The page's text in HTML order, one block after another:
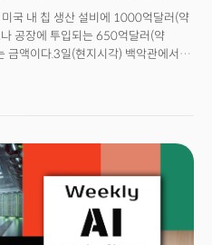
국 내 칩 생산 설비에 1000억달러(약
공장에 투입되는 650억달러(약
금액이다.3일(현지시각) 백악관에서
따르면 TSMC는 미국 내 칩 제조를
개의 공장을 설립, 650억달러를
은 작년 말부터 4나노미터 공정으로
본토에서 이 정도 정교함을 갖춘 칩이
는 피닉스에 다른 두 개의 공장을
공정인 2 나노미터 칩을 생산하게 될
TSMC의 피닉스 공장에서 생산할 첨단